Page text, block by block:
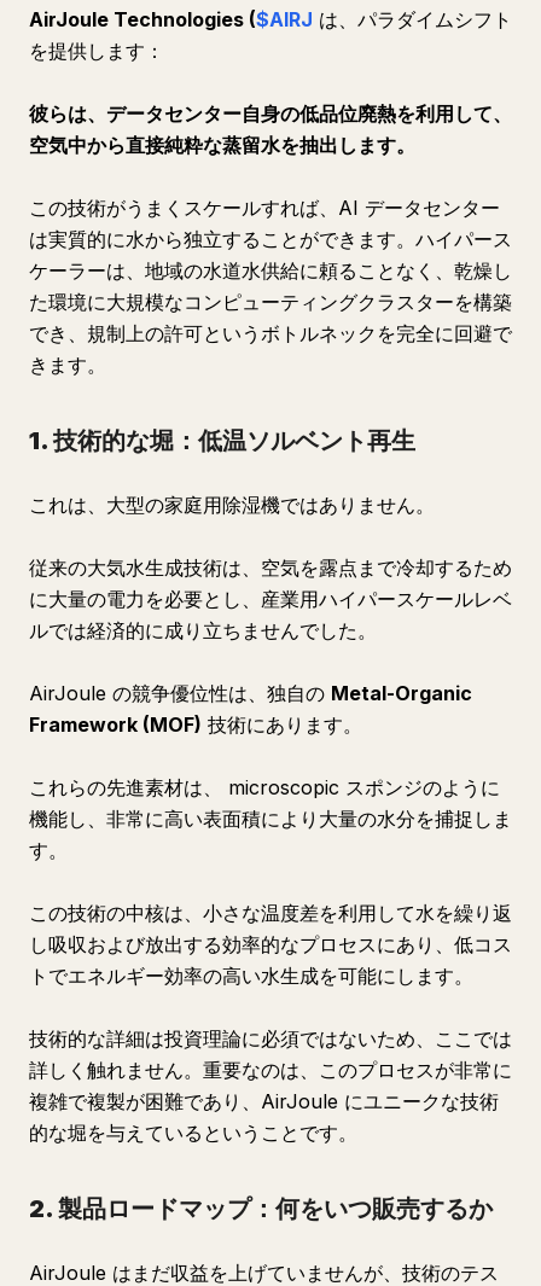
AirJoule Technologies ($AIRJ は、パラダイムシフト
を提供します：
彼らは、データセンター自身の低品位廃熱を利用して、
空気中から直接純粋な蒸留水を抽出します。
この技術がうまくスケールすれば、AI データセンター
は実質的に水から独立することができます。ハイパース
ケーラーは、地域の水道水供給に頼ることなく、乾燥し
た環境に大規模なコンピューティングクラスターを構築
でき、規制上の許可というボトルネックを完全に回避で
きます。
1. 技術的な堀：低温ソルベント再生
これは、大型の家庭用除湿機ではありません。
従来の大気水生成技術は、空気を露点まで冷却するため
に大量の電力を必要とし、産業用ハイパースケールレベ
ルでは経済的に成り立ちませんでした。
AirJoule の競争優位性は、独自の Metal-Organic
Framework (MOF) 技術にあります。
これらの先進素材は、 microscopic スポンジのように
機能し、非常に高い表面積により大量の水分を捕捉しま
す。
この技術の中核は、小さな温度差を利用して水を繰り返
し吸収および放出する効率的なプロセスにあり、低コス
トでエネルギー効率の高い水生成を可能にします。
技術的な詳細は投資理論に必須ではないため、ここでは
詳しく触れません。重要なのは、このプロセスが非常に
複雑で複製が困難であり、AirJoule にユニークな技術
的な堀を与えているということです。
2. 製品ロードマップ：何をいつ販売するか
AirJoule はまだ収益を上げていませんが、技術のテス